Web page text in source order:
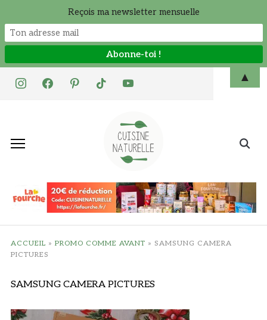
instagramfacebookpinteresttiktok youtube
Search
ACCUEIL » PROMO COMME AVANT » SAMSUNG CAMERA
PICTURES
SAMSUNG CAMERA PICTURES
Reçois ma newsletter mensuelle
▲